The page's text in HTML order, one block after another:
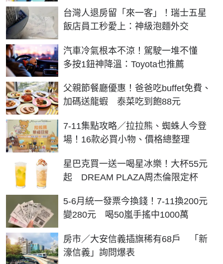
台灣人退房留「來一客」！瑞士五星
飯店員工秒愛上：神級泡麵外交
汽車冷氣根本不涼！駕駛一堆不懂
多按1鈕神降溫：Toyota也推薦
父親節餐廳優惠！爸爸吃buffet免費、
加碼送龍蝦 泰菜吃到飽88元
7-11集點攻略／拉拉熊、蜘蛛人今登
場！16款必買小物、價格總整理
星巴克買一送一喝星冰樂！大杯55元
起 DREAM PLAZA周杰倫限定杯
5-6月統一發票今換錢！7-11換200元
變280元 喝50嵐手搖中1000萬
房市／大安信義插旗稀有68戶 「新
濠信義」詢問爆表